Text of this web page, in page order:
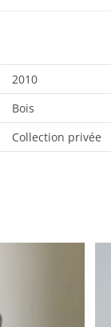
2010
Bois
Collection privée